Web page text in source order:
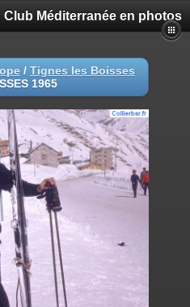
Méditerranée en photos
/ Tignes les Boisses
1965